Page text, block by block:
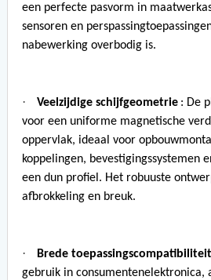
een perfecte pasvorm in
sensoren en
nabewerking overbodig is.
· Veelzijdige schijfgeometrie : De
voor een uniforme magnetische
oppervlak, ideaal voor
koppelingen, bevestigingssystemen
een dun profiel. Het robuuste
afbrokkeling en breuk.
· Brede toepassingscompatibiliteit
gebruik in consumentenelektronica,